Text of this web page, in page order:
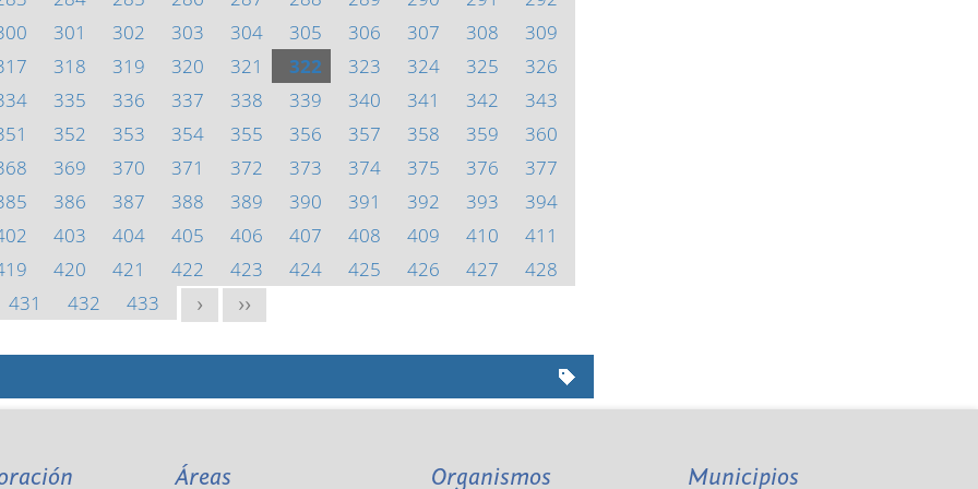
301 302 303 304 305 306 307 308
309
318 319 320 321 322 323 324 325
326
335 336 337 338 339 340 341 342
343
352 353 354 355 356 357 358 359
360
369 370 371 372 373 374 375 376
377
386 387 388 389 390 391 392 393
394
403 404 405 406 407 408 409 410
411
420 421 422 423 424 425 426 427
428
431
432 433 > >>
Áreas Organismos Municipios